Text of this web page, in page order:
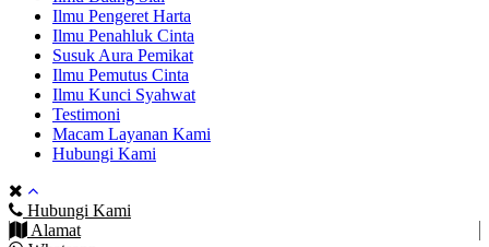
Ilmu Pengeret Harta
Ilmu Penahluk Cinta
Susuk Aura Pemikat
Ilmu Pemutus Cinta
Ilmu Kunci Syahwat
Testimoni
Macam Layanan Kami
Hubungi Kami
Hubungi Kami
Alamat